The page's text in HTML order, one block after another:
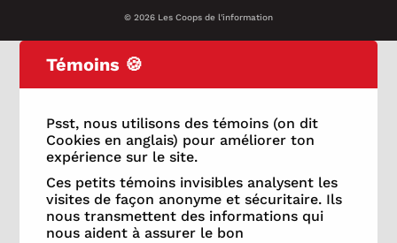
© 2026 Les Coops de l'information
Témoins 🍪
Psst, nous utilisons des témoins (on dit
Cookies en anglais) pour améliorer ton
expérience sur le site.
Ces petits témoins invisibles analysent les
visites de façon anonyme et sécuritaire. Ils
nous transmettent des informations qui
nous aident à assurer le bon